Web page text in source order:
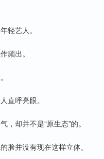
轻艺人。
频出。
直呼亮眼。
却并不是“原生态”的。
脸并没有现在这样立体。